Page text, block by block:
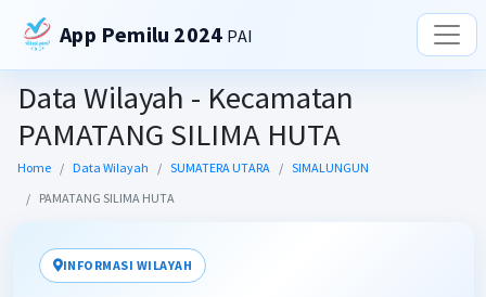
App Pemilu 2024 PAI
Data Wilayah - Kecamatan
PAMATANG SILIMA HUTA
Home Data Wilayah SUMATERA UTARA
SIMALUNGUN
PAMATANG SILIMA HUTA
INFORMASI WILAYAH